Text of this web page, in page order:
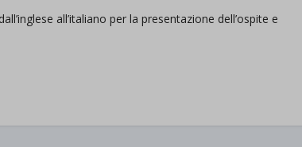
’inglese all’italiano per la presentazione dell’ospite e